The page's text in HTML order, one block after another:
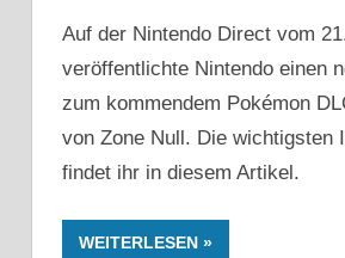
Auf der Nintendo Direct vom
veröffentlichte Nintendo einen
zum kommendem Pokémon
von Zone Null. Die wichtigsten
findet ihr in diesem Artikel.
WEITERLESEN